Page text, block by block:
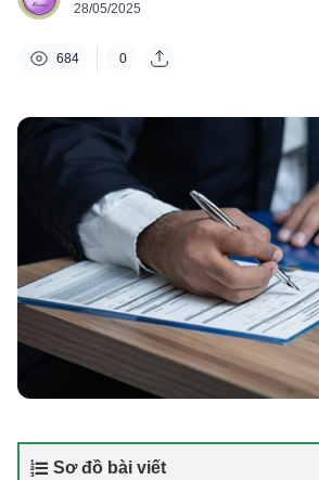
28/05/2025
684 0
Sơ đồ bài viết